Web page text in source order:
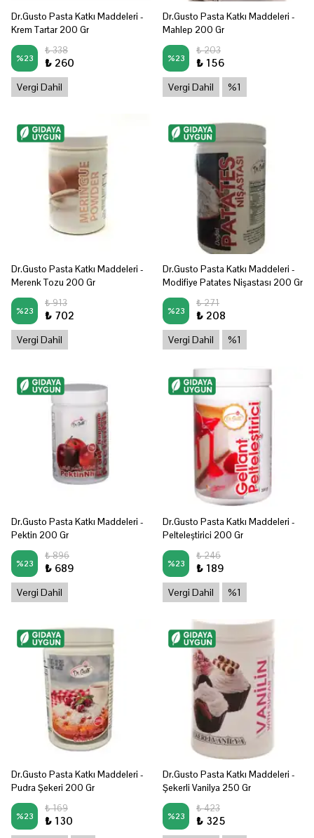
Dr.Gusto Pasta Katkı Maddeleri -
Krem Tartar 200 Gr
%23
₺ 338
₺ 260
Vergi Dahil
Dr.Gusto Pasta Katkı Maddeleri -
Mahlep 200 Gr
%23
₺ 203
₺ 156
Vergi Dahil %1
Dr.Gusto Pasta Katkı Maddeleri -
Merenk Tozu 200 Gr
%23
₺ 913
₺ 702
Vergi Dahil
Dr.Gusto Pasta Katkı Maddeleri -
Modifiye Patates Nişastası 200 Gr
%23
₺ 271
₺ 208
Vergi Dahil %1
Dr.Gusto Pasta Katkı Maddeleri -
Pektin 200 Gr
%23
₺ 896
₺ 689
Vergi Dahil
Dr.Gusto Pasta Katkı Maddeleri -
Pelteleştirici 200 Gr
%23
₺ 246
₺ 189
Vergi Dahil %1
Dr.Gusto Pasta Katkı Maddeleri -
Pudra Şekeri 200 Gr
%23
₺ 169
₺ 130
Dr.Gusto Pasta Katkı Maddeleri -
Şekerli Vanilya 250 Gr
%23
₺ 423
₺ 325